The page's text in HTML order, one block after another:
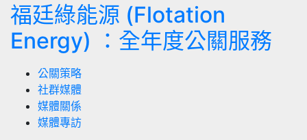
福廷綠能源 (Flotation
Energy) ：全年度公關服務
公關策略
社群媒體
媒體關係
媒體專訪